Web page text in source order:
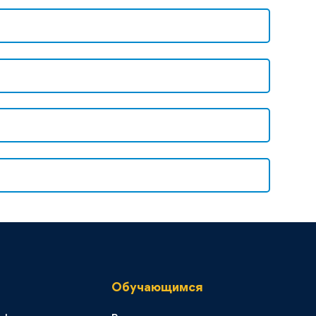
Обучающимся